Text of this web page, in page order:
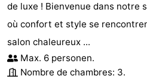
de luxe ! Bienvenue dans notre
où confort et style se
salon chaleureux ...
Max. 6 personen.
Nombre de chambres: 3.